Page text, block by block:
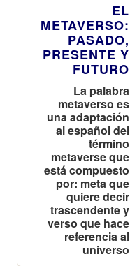
EL
METAVERSO:
PASADO,
PRESENTE Y
FUTURO
La palabra
metaverso es
una adaptación
al español del
término
metaverse que
está compuesto
por: meta que
quiere decir
trascendente y
verso que hace
referencia al
universo